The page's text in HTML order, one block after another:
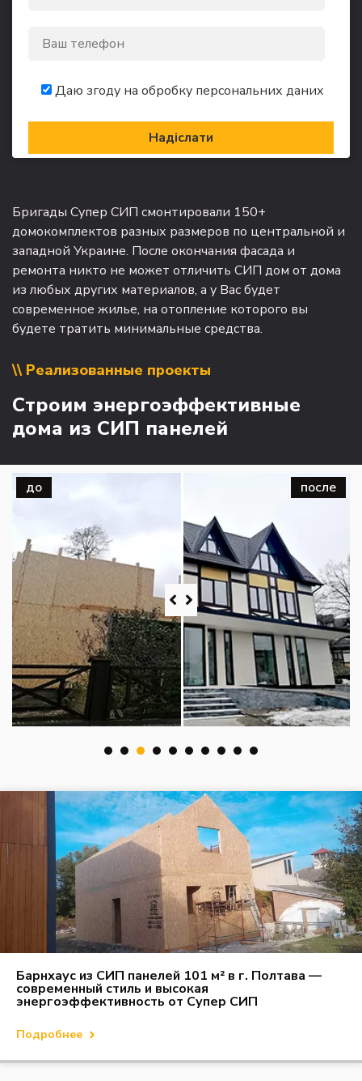
Даю згоду на обробку персональних даних
Бригады Супер СИП смонтировали 150+
домокомплектов разных размеров по центральной и
западной Украине. После окончания фасада и
ремонта никто не может отличить СИП дом от дома
из любых других материалов, а у Вас будет
современное жилье, на отопление которого вы
будете тратить минимальные средства.
\\ Реализованные проекты
Строим энергоэффективные
дома из СИП панелей
до после
1 2
Барнхаус из СИП панелей 101 м² в г. Полтава —
современный стиль и высокая
энергоэффективность от Супер СИП
Подробнее